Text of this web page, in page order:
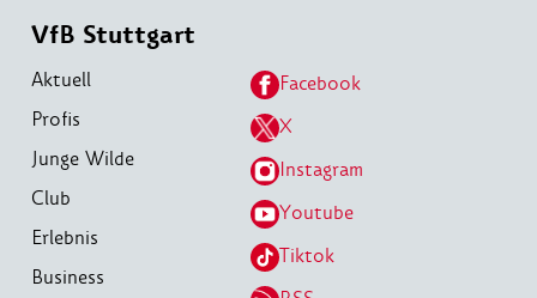
VfB Stuttgart
Aktuell
Profis
Junge Wilde
Club
Erlebnis
Business
Facebook
X
Instagram
Youtube
Tiktok